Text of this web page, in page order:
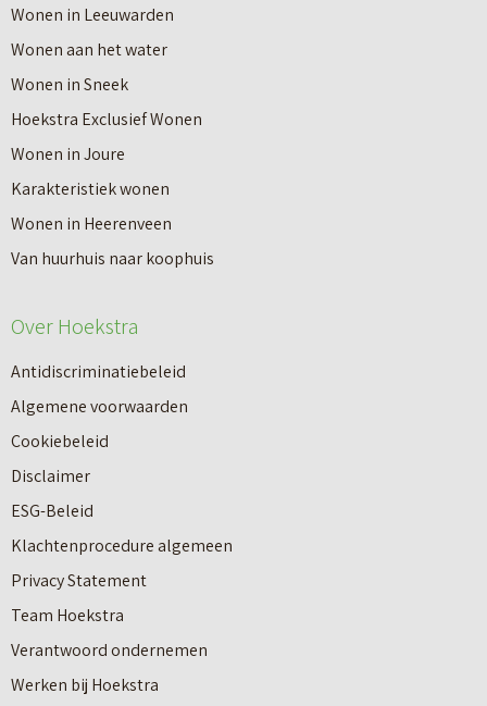
Wonen in Leeuwarden
Wonen aan het water
Wonen in Sneek
Hoekstra Exclusief Wonen
Wonen in Joure
Karakteristiek wonen
Wonen in Heerenveen
Van huurhuis naar koophuis
Over Hoekstra
Antidiscriminatiebeleid
Algemene voorwaarden
Cookiebeleid
Disclaimer
ESG-Beleid
Klachtenprocedure algemeen
Privacy Statement
Team Hoekstra
Verantwoord ondernemen
Werken bij Hoekstra